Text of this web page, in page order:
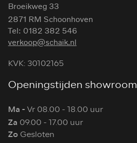
Broeikweg 33
2871 RM Schoonhoven
Tel: 0182 382 546
verkoop@schaik.nl
KVK: 30102165
Openingstijden showroom
Ma -Vr 08.00 - 18.00 uur
Za 09.00 - 17.00 uur
Zo Gesloten